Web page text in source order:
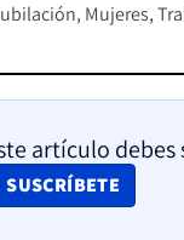
Mujeres
artículo debes
SUSCRÍBETE
OPENS IN NEW